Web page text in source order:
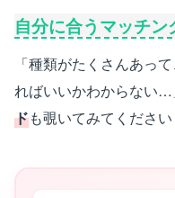
自分に合うマッチ
「種類がたくさんあっ
ればいいかわからない
ドも覗いてみてください